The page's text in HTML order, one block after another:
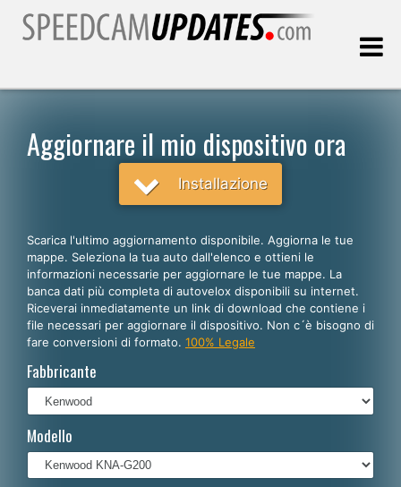
Italiano
English
Español
Deutsch
Polski
Aggiornare il mio dispositivo ora
Installazione
Scarica l'ultimo aggiornamento disponibile. Aggiorna le tue
mappe. Seleziona la tua auto dall'elenco e ottieni le
informazioni necessarie per aggiornare le tue mappe. La
banca dati più completa di autovelox disponibili su internet.
Riceverai inmediatamente un link di download che contiene i
file necessari per aggiornare il dispositivo. Non c´è bisogno di
fare conversioni di formato. 100% Legale
Fabbricante
Modello